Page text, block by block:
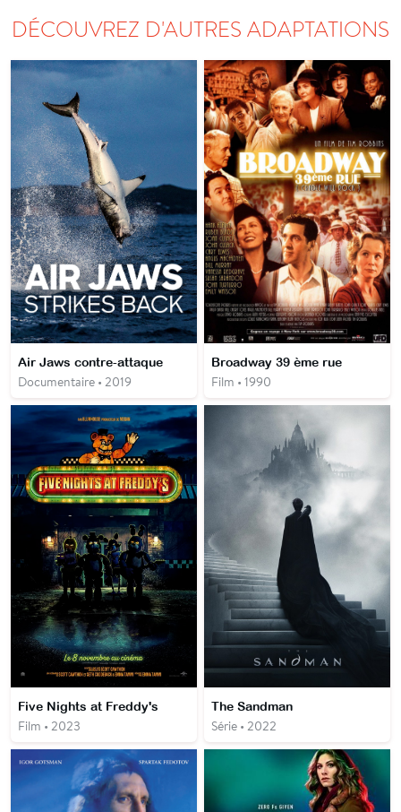
DÉCOUVREZ D'AUTRES ADAPTATIONS
Air Jaws contre-attaque
Documentaire • 2019
Broadway 39 ème rue
Film • 1990
Five Nights at Freddy's
Film • 2023
The Sandman
Série • 2022